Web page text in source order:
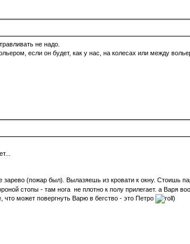
не надо.
если он будет, как у нас, на колесах или между
(пожар был). Вылазяешь из кровати к окну. Стоишь
стопы - там нога не плотно к полу прилегает. а Варя
что может повергнуть Варю в бегство - это Петро
)